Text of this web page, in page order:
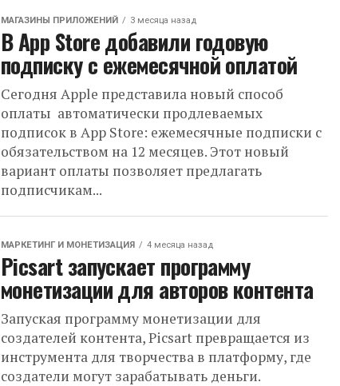
МАГАЗИНЫ ПРИЛОЖЕНИЙ 3 месяца назад
В App Store добавили годовую
подписку с ежемесячной оплатой
Сегодня Apple представила новый способ
оплаты автоматически продлеваемых
подписок в App Store: ежемесячные подписки с
обязательством на 12 месяцев. Этот новый
вариант оплаты позволяет предлагать
подписчикам...
МАРКЕТИНГ И МОНЕТИЗАЦИЯ 4 месяца назад
Picsart запускает программу
монетизации для авторов контента
Запуская программу монетизации для
создателей контента, Picsart превращается из
инструмента для творчества в платформу, где
создатели могут зарабатывать деньги.